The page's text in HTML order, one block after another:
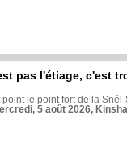
pas l'étiage, c'est
point le point fort de la
5 août 2026,